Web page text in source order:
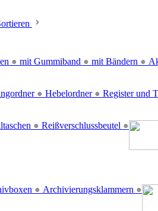
● mit Gummiband ● mit Bändern ●
● Hebelordner ● Register und
● Reißverschlussbeutel ●
● Archivierungsklammern ●